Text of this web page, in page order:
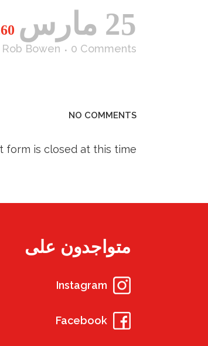
25 مارس
Rob Bowen 0 Comments
NO COMMENTS
form is closed at this time.
متواجدون على
Instagram
Facebook